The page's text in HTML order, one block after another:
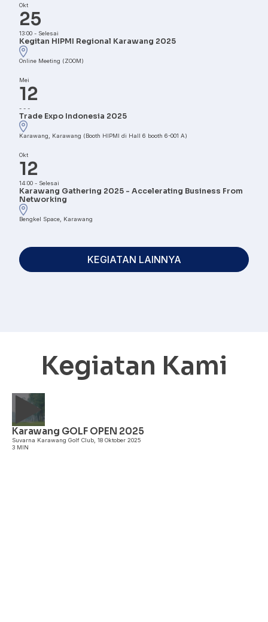
Okt
25
13:00 - Selesai
Kegitan HIPMI Regional Karawang 2025
Online Meeting (ZOOM)
Mei
12
- - -
Trade Expo Indonesia 2025
Karawang, Karawang (Booth HIPMI di Hall 6 booth 6-001 A)
Okt
12
14:00 - Selesai
Karawang Gathering 2025 - Accelerating Business From
Networking
Bengkel Space, Karawang
KEGIATAN LAINNYA
Kegiatan Kami
Karawang GOLF OPEN 2025
Suvarna Karawang Golf Club, 18 Oktober 2025
3 MIN